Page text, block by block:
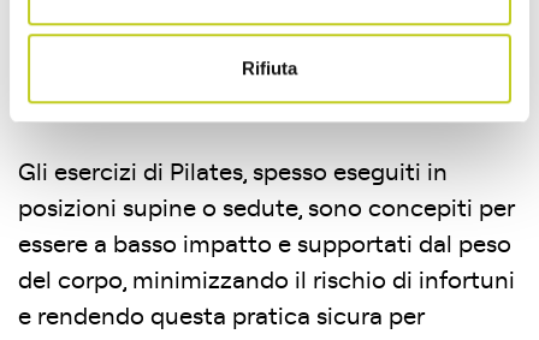
Rifiuta
accogliendo con entusiasmo sia i neofiti che
gli atleti di alto livello grazie a esercizi
modulabili che rispettano ogni livello di
Gli esercizi di Pilates, spesso eseguiti in
posizioni supine o sedute, sono concepiti per
essere a basso impatto e supportati dal peso
del corpo, minimizzando il rischio di infortuni
e rendendo questa pratica sicura per